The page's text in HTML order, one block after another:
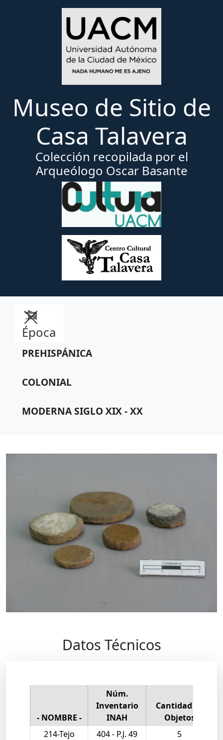
Museo de Sitio de
Casa Talavera
Colección recopilada por el
Arqueólogo Oscar Basante
Época
PREHISPÁNICA
COLONIAL
MODERNA SIGLO XIX - XX
Datos Técnicos
- NOMBRE -
Núm.
Inventario
INAH
Cantidad de
Objetos
214-Tejo
404 - P.J. 49 5